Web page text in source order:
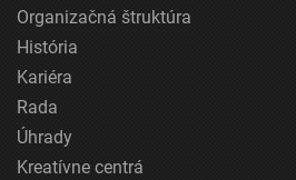
Organizačná štruktúra
História
Kariéra
Rada
Úhrady
Kreatívne centrá